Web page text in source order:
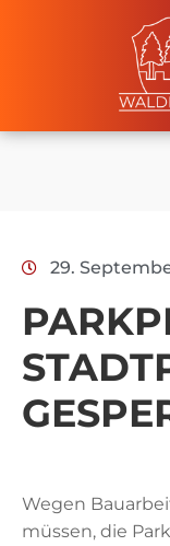
für
Bürger
Leben
in
Waldershof
Tourismus
29.
Wegen
müssen, die